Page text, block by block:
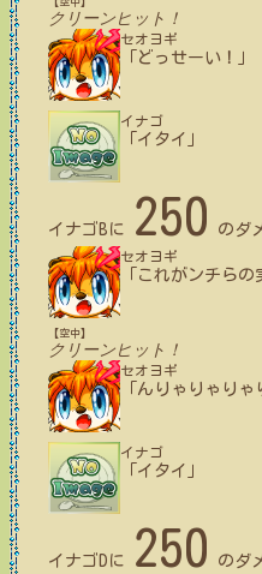
クリーンヒット！
セオヨギ
「どっせーい！」
イナゴ
「イタイ」
イナゴB に 250 のダ
セオヨギ
「これがンチらの
【空中】
クリーンヒット！
セオヨギ
「んりゃりゃり
イナゴ
「イタイ」
イナゴD に 250 のダ